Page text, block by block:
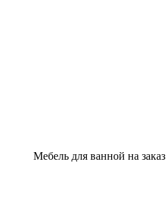
Мебель для ванной на заказ